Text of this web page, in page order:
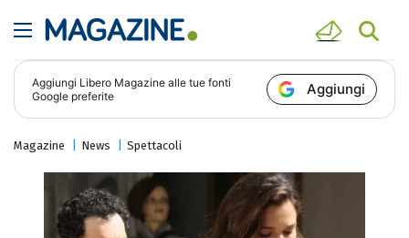
Aggiungi Libero Magazine alle tue fonti
Google preferite
Aggiungi
Magazine News Spettacoli